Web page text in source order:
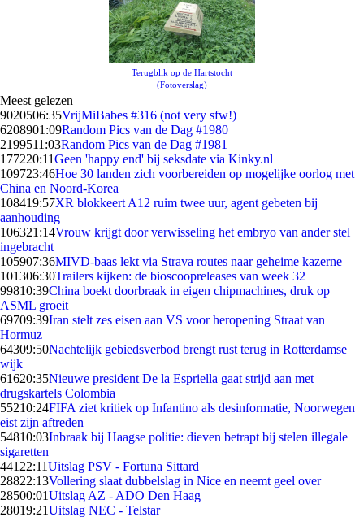
Terugblik op de Hartstocht
(Fotoverslag)
Meest gelezen
9020506:35VrijMiBabes #316 (not very sfw!)
6208901:09Random Pics van de Dag #1980
2199511:03Random Pics van de Dag #1981
177220:11Geen 'happy end' bij seksdate via Kinky.nl
109723:46Hoe 30 landen zich voorbereiden op mogelijke oorlog met
China en Noord-Korea
108419:57XR blokkeert A12 ruim twee uur, agent gebeten bij
aanhouding
106321:14Vrouw krijgt door verwisseling het embryo van ander stel
ingebracht
105907:36MIVD-baas lekt via Strava routes naar geheime kazerne
101306:30Trailers kijken: de bioscoopreleases van week 32
99810:39China boekt doorbraak in eigen chipmachines, druk op
ASML groeit
69709:39Iran stelt zes eisen aan VS voor heropening Straat van
Hormuz
64309:50Nachtelijk gebiedsverbod brengt rust terug in Rotterdamse
wijk
61620:35Nieuwe president De la Espriella gaat strijd aan met
drugskartels Colombia
55210:24FIFA ziet kritiek op Infantino als desinformatie, Noorwegen
eist zijn aftreden
54810:03Inbraak bij Haagse politie: dieven betrapt bij stelen illegale
sigaretten
441 22:11Uitslag PSV - Fortuna Sittard
28822:13Vollering slaat dubbelslag in Nice en neemt geel over
28500:01Uitslag AZ - ADO Den Haag
28019:21Uitslag NEC - Telstar